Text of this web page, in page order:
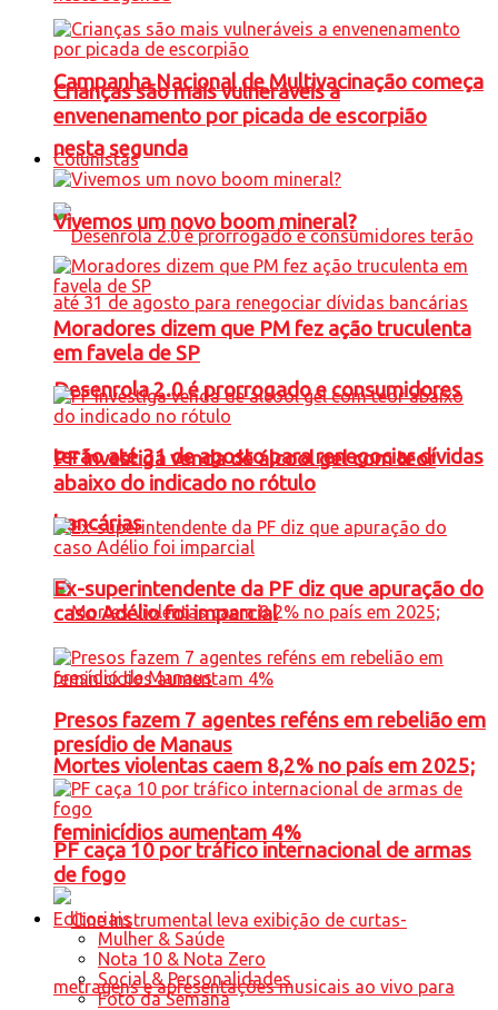
Campanha Nacional de Multivacinação começa
nesta segunda
Desenrola 2.0 é prorrogado e consumidores
terão até 31 de agosto para renegociar dívidas
bancárias
Mortes violentas caem 8,2% no país em 2025;
feminicídios aumentam 4%
Crianças são mais vulneráveis a
envenenamento por picada de escorpião
Colunistas
Vivemos um novo boom mineral?
Moradores dizem que PM fez ação truculenta
em favela de SP
PF investiga venda de álcool gel com teor
abaixo do indicado no rótulo
Ex-superintendente da PF diz que apuração do
caso Adélio foi imparcial
Presos fazem 7 agentes reféns em rebelião em
presídio de Manaus
PF caça 10 por tráfico internacional de armas
de fogo
Editoriais
Mulher & Saúde
Nota 10 & Nota Zero
Social & Personalidades
Foto da Semana